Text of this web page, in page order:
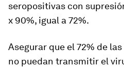
seropositivas con
x 90%, igual a 72%.
Asegurar que el 72% de
no puedan transmitir el